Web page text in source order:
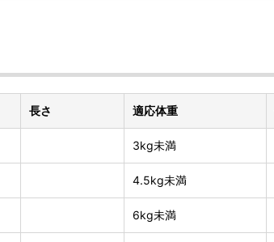
長さ 適応体重
3kg未満
4.5kg未満
6kg未満